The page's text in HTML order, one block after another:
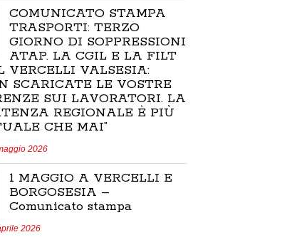
COMUNICATO STAMPA
TRASPORTI: TERZO
GIORNO DI SOPPRESSIONI
ATAP. LA CGIL E LA FILT
VERCELLI VALSESIA:
SCARICATE LE VOSTRE
SUI LAVORATORI. LA
REGIONALE È PIÙ
CHE MAI”
2026
1 MAGGIO A VERCELLI E
BORGOSESIA –
Comunicato stampa
2026